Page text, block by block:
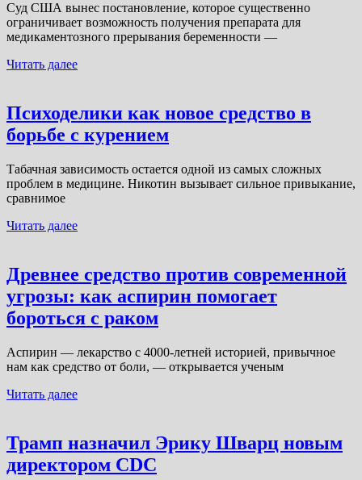
Суд США вынес постановление, которое существенно
ограничивает возможность получения препарата для
медикаментозного прерывания беременности —
Читать далее
Психоделики как новое средство в
борьбе с курением
Табачная зависимость остается одной из самых сложных
проблем в медицине. Никотин вызывает сильное привыкание,
сравнимое
Читать далее
Древнее средство против современной
угрозы: как аспирин помогает
бороться с раком
Аспирин — лекарство с 4000-летней историей, привычное
нам как средство от боли, — открывается ученым
Читать далее
Трамп назначил Эрику Шварц новым
директором CDC